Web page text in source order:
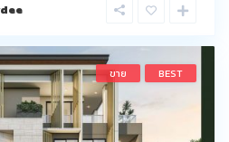
ขาย BEST